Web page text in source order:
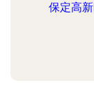
保定高